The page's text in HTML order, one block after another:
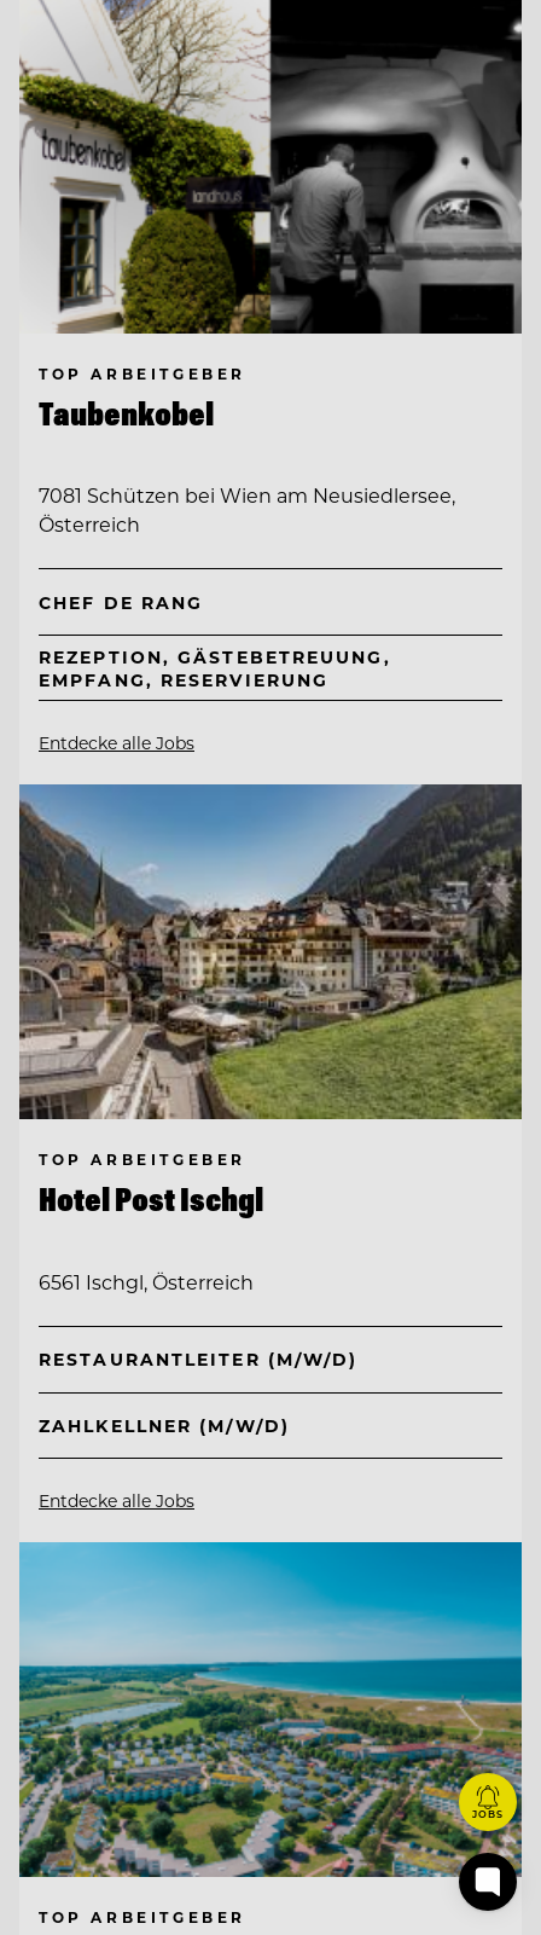
TOP ARBEITGEBER
Taubenkobel
7081 Schützen bei Wien am Neusiedlersee,
Österreich
CHEF DE RANG
REZEPTION, GÄSTEBETREUUNG,
EMPFANG, RESERVIERUNG
Entdecke alle Jobs
TOP ARBEITGEBER
Hotel Post Ischgl
6561 Ischgl, Österreich
RESTAURANTLEITER (M/W/D)
ZAHLKELLNER (M/W/D)
Entdecke alle Jobs
TOP ARBEITGEBER
JOBS